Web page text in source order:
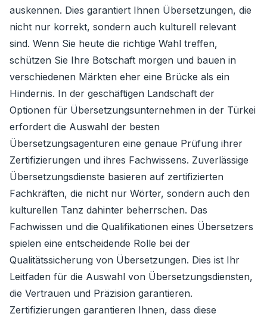
auskennen. Dies garantiert Ihnen Übersetzungen, die
nicht nur korrekt, sondern auch kulturell relevant
sind. Wenn Sie heute die richtige Wahl treffen,
schützen Sie Ihre Botschaft morgen und bauen in
verschiedenen Märkten eher eine Brücke als ein
Hindernis. In der geschäftigen Landschaft der
Optionen für Übersetzungsunternehmen in der Türkei
erfordert die Auswahl der besten
Übersetzungsagenturen eine genaue Prüfung ihrer
Zertifizierungen und ihres Fachwissens. Zuverlässige
Übersetzungsdienste basieren auf zertifizierten
Fachkräften, die nicht nur Wörter, sondern auch den
kulturellen Tanz dahinter beherrschen. Das
Fachwissen und die Qualifikationen eines Übersetzers
spielen eine entscheidende Rolle bei der
Qualitätssicherung von Übersetzungen. Dies ist Ihr
Leitfaden für die Auswahl von Übersetzungsdiensten,
die Vertrauen und Präzision garantieren.
Zertifizierungen garantieren Ihnen, dass diese